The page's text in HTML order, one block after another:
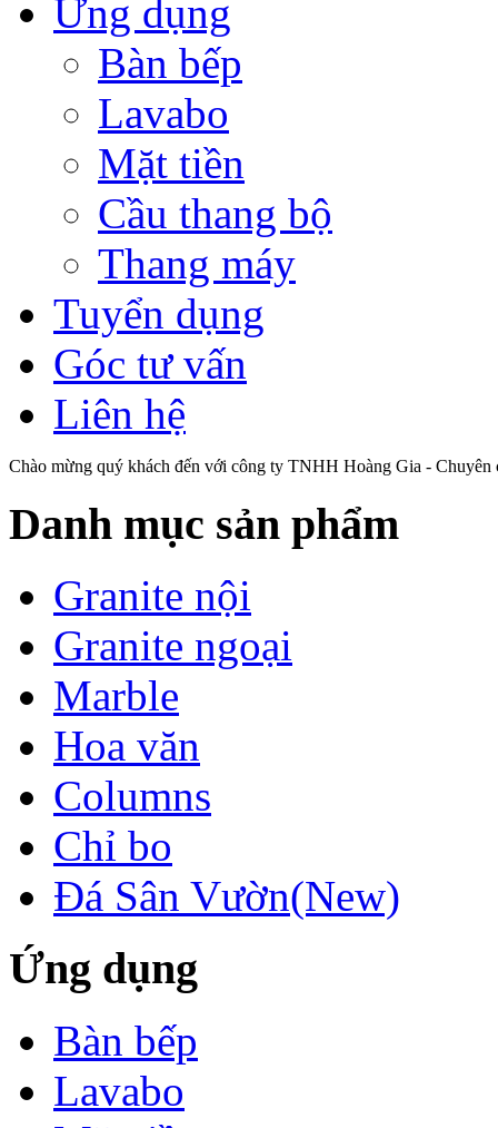
Ứng dụng
Bàn bếp
Lavabo
Mặt tiền
Cầu thang bộ
Thang máy
Tuyển dụng
Góc tư vấn
Liên hệ
Chào mừng quý khách đến với công ty TNHH Hoàng Gia -
Danh mục sản phẩm
Granite nội
Granite ngoại
Marble
Hoa văn
Columns
Chỉ bo
Đá Sân Vườn(New)
Ứng dụng
Bàn bếp
Lavabo